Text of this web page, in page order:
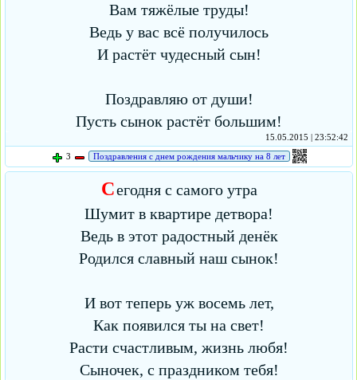
Вам тяжёлые труды!
Ведь у вас всё получилось
И растёт чудесный сын!
Поздравляю от души!
Пусть сынок растёт большим!
15.05.2015 | 23:52:42
3
Поздравления с днем рождения мальчику на 8 лет
Сегодня с самого утра
Шумит в квартире детвора!
Ведь в этот радостный денёк
Родился славный наш сынок!
И вот теперь уж восемь лет,
Как появился ты на свет!
Расти счастливым, жизнь любя!
Сыночек, с праздником тебя!